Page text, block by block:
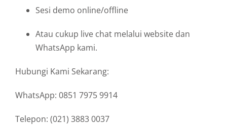
Sesi demo online/offline
Atau cukup live chat melalui website dan
WhatsApp kami.
Hubungi Kami Sekarang:
WhatsApp: 0851 7975 9914
Telepon: (021) 3883 0037